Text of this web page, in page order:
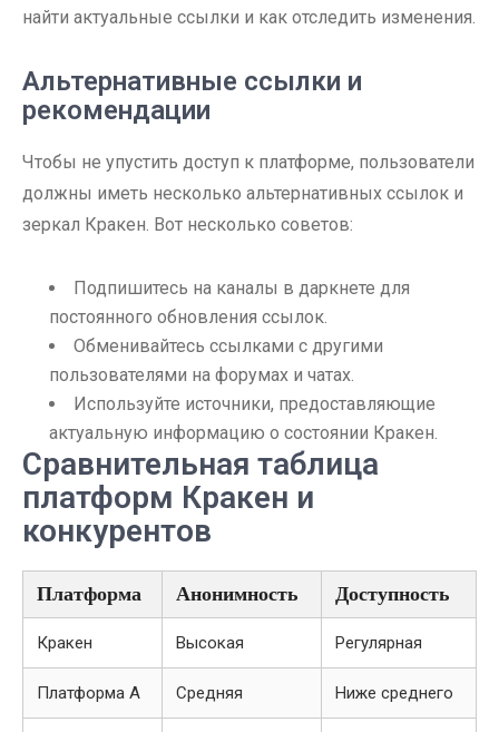
найти актуальные ссылки и как отследить изменения.
Альтернативные ссылки и
рекомендации
Чтобы не упустить доступ к платформе, пользователи
должны иметь несколько альтернативных ссылок и
зеркал Кракен. Вот несколько советов:
Подпишитесь на каналы в даркнете для
постоянного обновления ссылок.
Обменивайтесь ссылками с другими
пользователями на форумах и чатах.
Используйте источники, предоставляющие
актуальную информацию о состоянии Кракен.
Сравнительная таблица
платформ Кракен и
конкурентов
Платформа Анонимность Доступность
Кракен Высокая Регулярная
Платформа А Средняя Ниже среднего